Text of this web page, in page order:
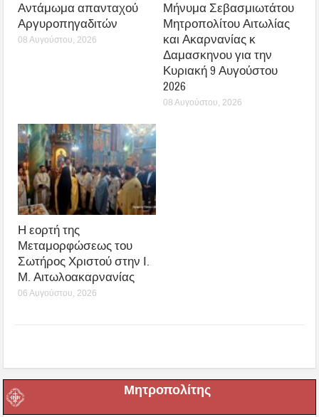
Αντάμωμα απανταχού
Αργυροπηγαδιτών
08 Αυγούστου, 2026
Μήνυμα Σεβασμιωτάτου
Μητροπολίτου Αιτωλίας
και Ακαρνανίας κ
Δαμασκηνου για την
Κυριακή 9 Αυγούστου
2026
08 Αυγούστου, 2026
Η εορτή της
Μεταμορφώσεως του
Σωτήρος Χριστού στην Ι.
Μ. Αιτωλοακαρνανίας
06 Αυγούστου, 2026
Μητροπολίτης